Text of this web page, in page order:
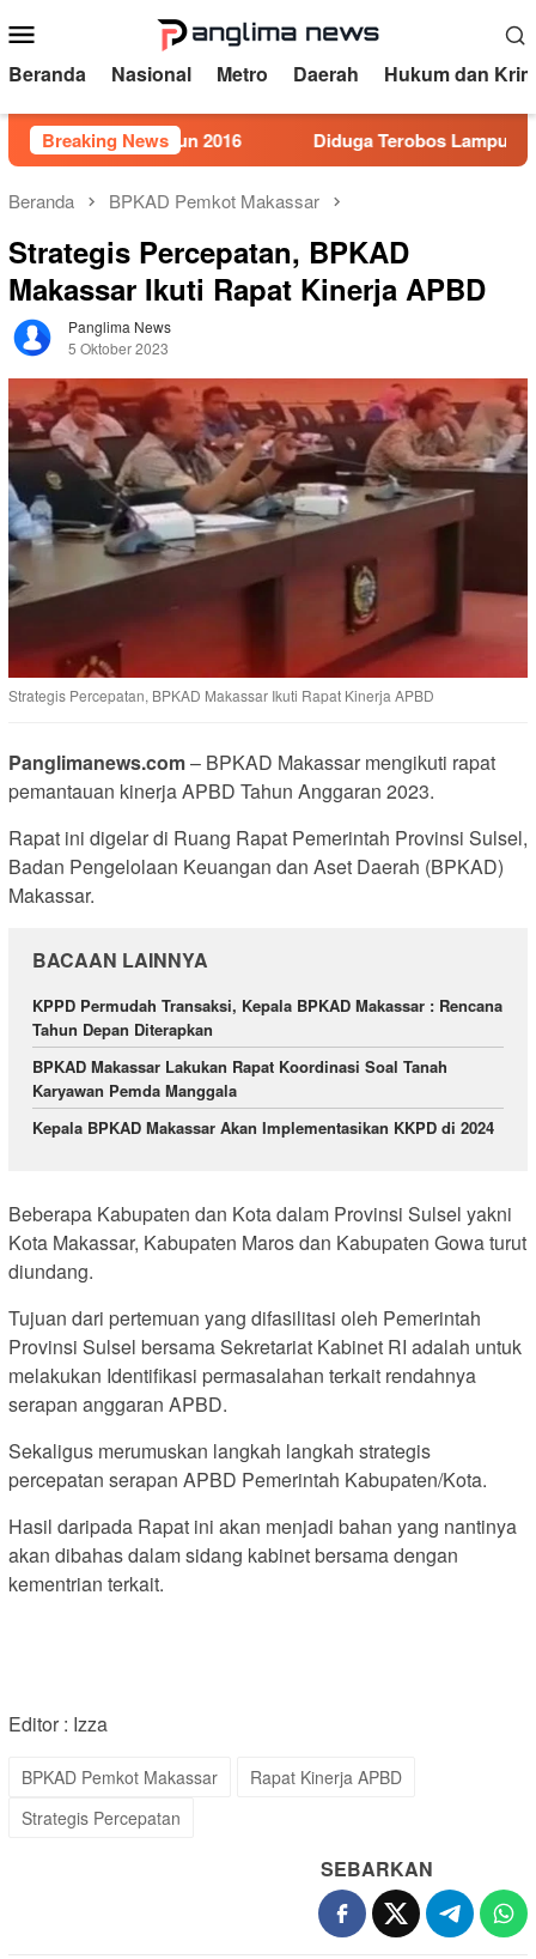
ke
kontenMobile
Beranda Nasional Metro Daerah Hukum dan
Breaking News
5 Tahun 2016 Diduga Terobos Lampu Merah,
Beranda BPKAD Pemkot Makassar
Strategis Percepatan, BPKAD
Makassar Ikuti Rapat Kinerja APBD
Panglima News
5 Oktober 2023
Strategis Percepatan, BPKAD Makassar Ikuti Rapat Kinerja APBD
Panglimanews.com– BPKAD Makassar mengikuti rapat
pemantauan kinerja APBD Tahun Anggaran 2023.
Rapat ini digelar di Ruang Rapat Pemerintah Provinsi Sulsel,
Badan Pengelolaan Keuangan dan Aset Daerah (BPKAD)
Makassar.
BACAAN LAINNYA
KPPD Permudah Transaksi, Kepala BPKAD Makassar : Rencana
Tahun Depan Diterapkan
BPKAD Makassar Lakukan Rapat Koordinasi Soal Tanah
Karyawan Pemda Manggala
Kepala BPKAD Makassar Akan Implementasikan KKPD di 2024
Beberapa Kabupaten dan Kota dalam Provinsi Sulsel yakni
Kota Makassar, Kabupaten Maros dan Kabupaten Gowa turut
diundang.
Tujuan dari pertemuan yang difasilitasi oleh Pemerintah
Provinsi Sulsel bersama Sekretariat Kabinet RI adalah untuk
melakukan Identifikasi permasalahan terkait rendahnya
serapan anggaran APBD.
Sekaligus merumuskan langkah langkah strategis
percepatan serapan APBD Pemerintah Kabupaten/Kota.
Hasil daripada Rapat ini akan menjadi bahan yang nantinya
akan dibahas dalam sidang kabinet bersama dengan
kementrian terkait.
Editor : Izza
BPKAD Pemkot Makassar
Rapat Kinerja APBD
Strategis Percepatan
SEBARKAN